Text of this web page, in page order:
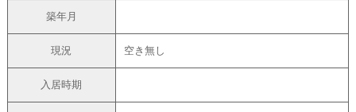
築年月
現況 空き無し
入居時期